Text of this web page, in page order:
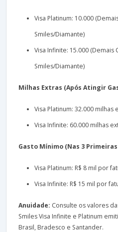
Visa Platinum: 10.000
Smiles/Diamante)
Visa Infinite: 15.000 (Demais
Smiles/Diamante)
Milhas Extras (Após Atingir
Visa Platinum: 32.000 milhas
Visa Infinite: 60.000 milhas
Gasto Mínimo (Nas 3
Visa Platinum: R$ 8 mil por
Visa Infinite: R$ 15 mil por
Anuidade: Consulte os valores
Smiles Visa Infinite e Platinum
Brasil, Bradesco e Santander.